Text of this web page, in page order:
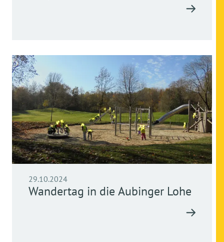
29.10.2024
Wandertag in die Aubinger Lohe